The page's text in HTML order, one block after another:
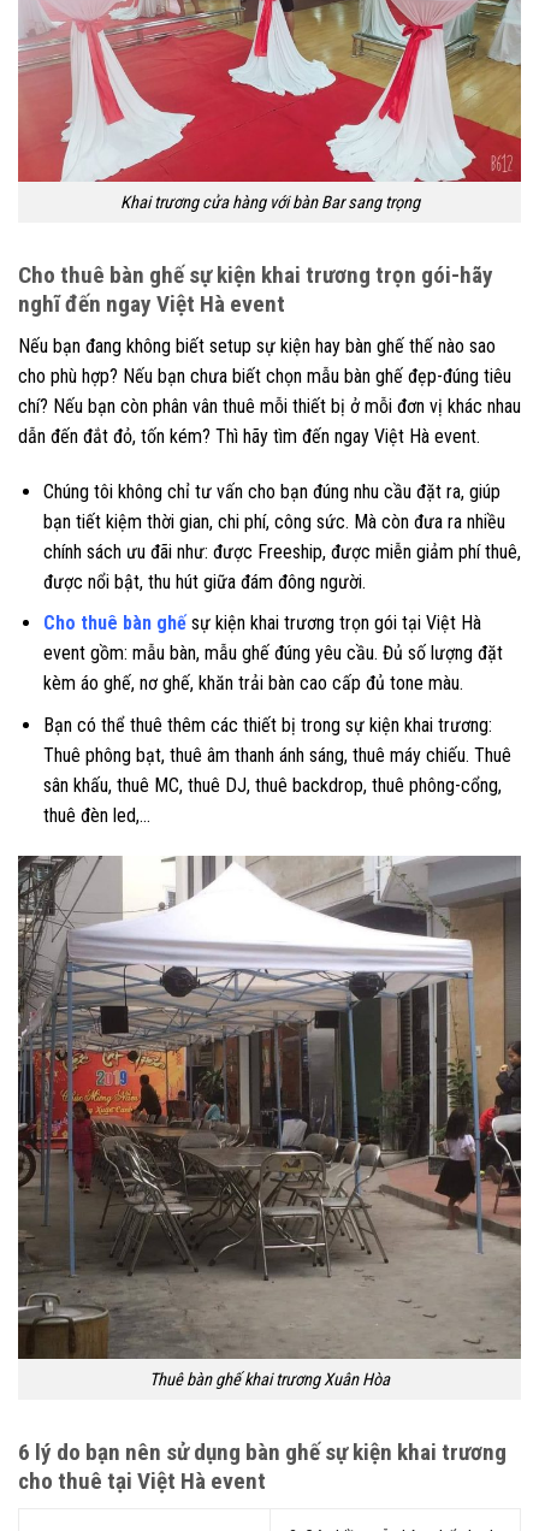
Khai trương cửa hàng với bàn Bar sang trọng
Cho thuê bàn ghế sự kiện khai trương trọn gói-hãy
nghĩ đến ngay Việt Hà event
Nếu bạn đang không biết setup sự kiện hay bàn ghế thế nào sao
cho phù hợp? Nếu bạn chưa biết chọn mẫu bàn ghế đẹp-đúng tiêu
chí? Nếu bạn còn phân vân thuê mỗi thiết bị ở mỗi đơn vị khác nhau
dẫn đến đắt đỏ, tốn kém? Thì hãy tìm đến ngay Việt Hà event.
Chúng tôi không chỉ tư vấn cho bạn đúng nhu cầu đặt ra, giúp
bạn tiết kiệm thời gian, chi phí, công sức. Mà còn đưa ra nhiều
chính sách ưu đãi như: được Freeship, được miễn giảm phí thuê,
được nổi bật, thu hút giữa đám đông người.
Cho thuê bàn ghếsự kiện khai trương trọn gói tại Việt Hà
event gồm: mẫu bàn, mẫu ghế đúng yêu cầu. Đủ số lượng đặt
kèm áo ghế, nơ ghế, khăn trải bàn cao cấp đủ tone màu.
Bạn có thể thuê thêm các thiết bị trong sự kiện khai trương:
Thuê phông bạt, thuê âm thanh ánh sáng, thuê máy chiếu. Thuê
sân khấu, thuê MC, thuê DJ, thuê backdrop, thuê phông-cổng,
thuê đèn led,…
Thuê bàn ghế khai trương Xuân Hòa
6 lý do bạn nên sử dụng bàn ghế sự kiện khai trương
cho thuê tại Việt Hà event